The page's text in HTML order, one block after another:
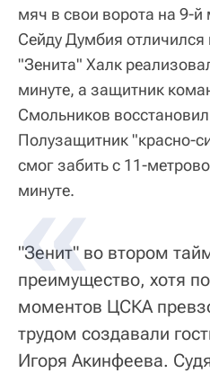
мяч в свои ворота на 9-
Сейду Думбия
"Зенита" Халк
минуте, а защитник
Смольников
Полузащитник "красно-
смог забить с 11-
минуте.
"Зенит" во втором
преимущество, хотя
моментов ЦСКА
трудом создавали
Игоря Акинфеева.